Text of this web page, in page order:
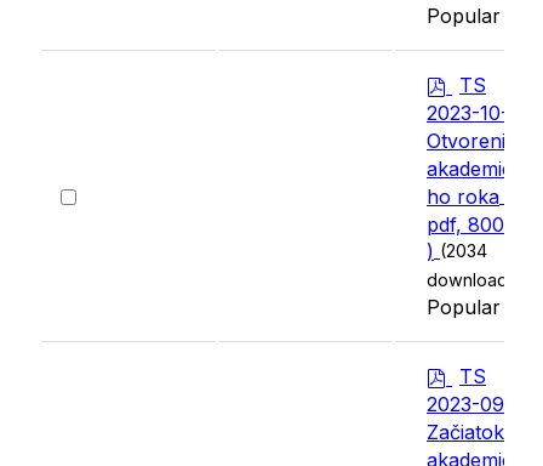
Popular
Select
p
d
f
TS
2023-10-02
Otvorenie
akademické
ho roka
pdf, 800 KB
) (2034
downloads)
Popular
p
d
f
TS
2023-09-29
Začiatok
akademické